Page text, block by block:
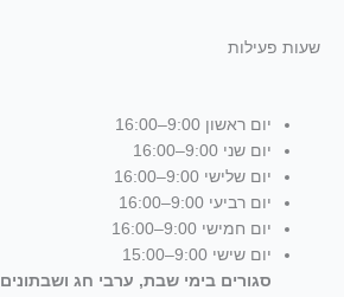
שעות פעילות
יום ראשון 9:00–16:00
יום שני 9:00–16:00
יום שלישי 9:00–16:00
יום רביעי 9:00–16:00
יום חמישי 9:00–16:00
יום שישי 9:00–15:00
סגורים בימי שבת, ערבי חג ושבתונים